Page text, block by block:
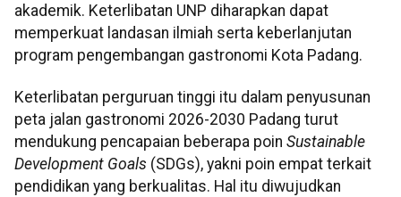
akademik. Keterlibatan UNP diharapkan dapat
memperkuat landasan ilmiah serta keberlanjutan
program pengembangan gastronomi Kota Padang.
Keterlibatan perguruan tinggi itu dalam penyusunan
peta jalan gastronomi 2026-2030 Padang turut
mendukung pencapaian beberapa poin Sustainable
Development Goals (SDGs), yakni poin empat terkait
pendidikan yang berkualitas. Hal itu diwujudkan